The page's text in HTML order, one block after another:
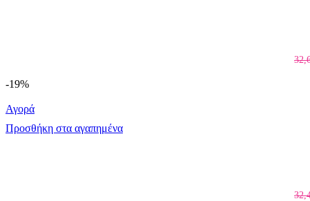
-19%
Αγορά
Προσθήκη στα αγαπημένα